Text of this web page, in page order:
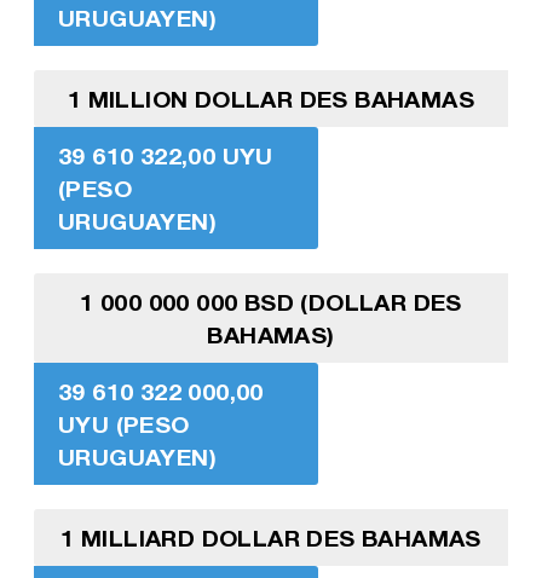
URUGUAYEN)
1 MILLION DOLLAR DES BAHAMAS
39 610 322,00 UYU
(PESO
URUGUAYEN)
1 000 000 000 BSD (DOLLAR DES
BAHAMAS)
39 610 322 000,00
UYU (PESO
URUGUAYEN)
1 MILLIARD DOLLAR DES BAHAMAS